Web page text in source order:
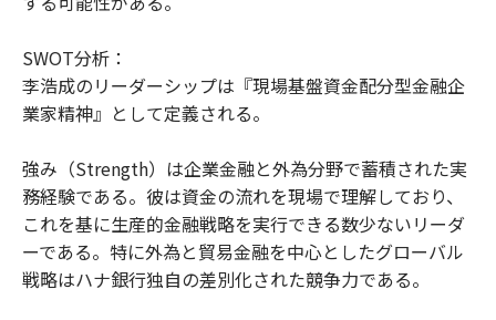
SWOT分析：
李浩成のリーダーシップは『現場基盤資金配分型金融企
業家精神』として定義される。
強み（Strength）は企業金融と外為分野で蓄積された実
務経験である。彼は資金の流れを現場で理解しており、
これを基に生産的金融戦略を実行できる数少ないリーダ
ーである。特に外為と貿易金融を中心としたグローバル
戦略はハナ銀行独自の差別化された競争力である。